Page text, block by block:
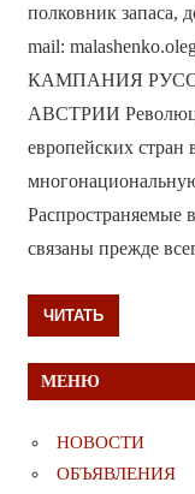
полковник запаса,
mail:
КАМПАНИЯ
АВСТРИИ
европейских стран
Распространяемые
связаны прежде
ЧИТАТЬ
МЕНЮ
НОВОСТИ
ОБЪЯВЛЕНИЯ